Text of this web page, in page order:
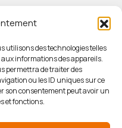
utilisons des technologies telles
aux informations des appareils.
permettra de traiter des
ou les ID uniques sur ce
son consentement peut avoir un
et fonctions.